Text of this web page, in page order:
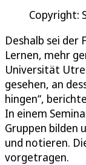
Copyright:
Deshalb sei der
Lernen, mehr
Universität
gesehen, an
hingen“,
In einem
Gruppen bilden
und notieren.
vorgetragen.